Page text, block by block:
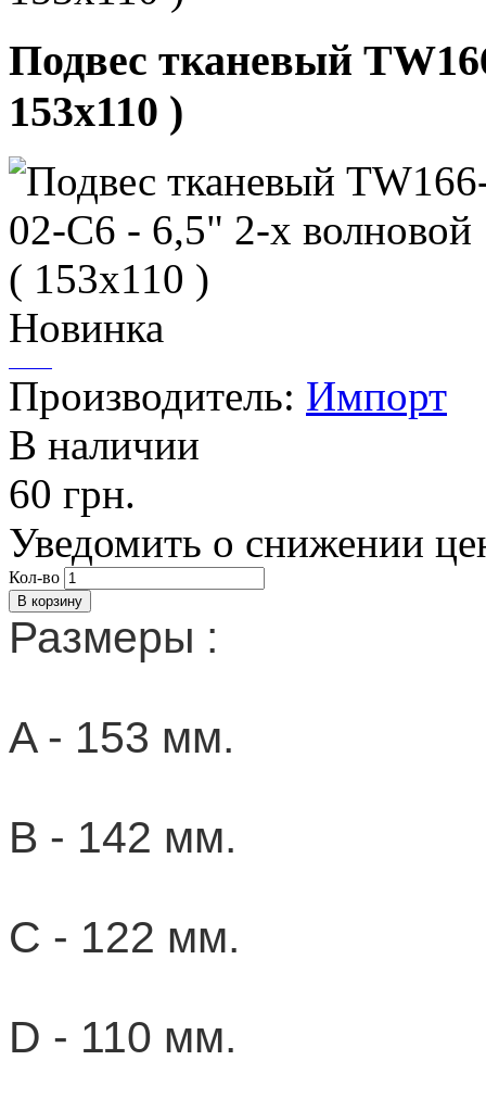
Подвес тканевый
153х110 )
Новинка
Производитель: Импорт
В наличии
60 грн.
Уведомить о снижении
Кол-во
Размеры :
A - 153 мм.
B - 142 мм.
C - 122 мм.
D - 110 мм.